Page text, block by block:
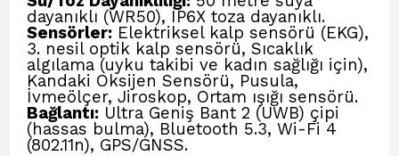
dayanıklı (WR50), IP6X toza dayanıklı.
Sensörler: Elektriksel kalp sensörü (EKG),
3. nesil optik kalp sensörü, Sıcaklık
algılama (uyku takibi ve kadın sağlığı için),
Kandaki Oksijen Sensörü, Pusula,
İvmeölçer, Jiroskop, Ortam ışığı sensörü.
Bağlantı: Ultra Geniş Bant 2 (UWB) çipi
(hassas bulma), Bluetooth 5.3, Wi-Fi 4
(802.11n), GPS/GNSS.